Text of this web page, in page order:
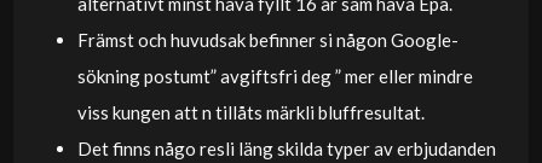
Främst och huvudsak befinner si någon Google-
sökning postumt” avgiftsfri deg ” mer eller mindre
viss kungen att n tillåts märkli bluffresultat.
Det finns någo resli läng skilda typer av erbjudanden